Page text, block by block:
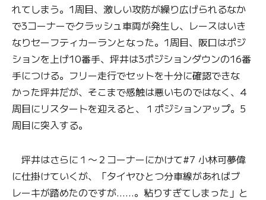
れてしまう。1周目、激しい攻防が繰り広げられるなか
で3コーナーでクラッシュ車両が発生し、レースはいき
なりセーフティカーランとなった。1周目、阪口はポジ
ションを上げ10番手、坪井は3ポジションダウンの16番
手につける。フリー走行でセットを十分に確認できな
かった坪井だが、そこまで感触は悪いものではなく、4
周目にリスタートを迎えると、１ポジションアップ。5
周目に突入する。
坪井はさらに１〜２コーナーにかけて#7 小林可夢偉
に仕掛けていくが、「タイヤひとつ分車線があればブ
レーキが踏めたのですが……。粘りすぎてしまった」と